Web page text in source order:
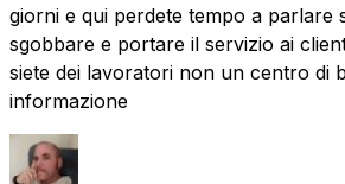
giorni e qui perdete tempo a parlare
sgobbare e portare il servizio ai
siete dei lavoratori non un centro di
informazione